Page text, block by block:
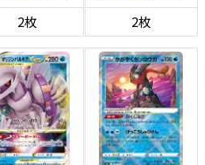
2枚 2枚